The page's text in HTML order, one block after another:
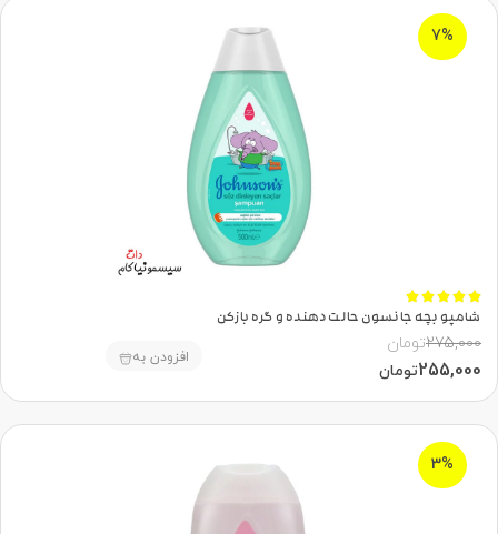
7%





شامپو بچه جانسون حالت دهنده و گره بازکن
275,000تومان
255,000تومان
افزودن به
3%